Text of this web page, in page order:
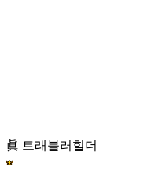
眞 트래블러 힐더